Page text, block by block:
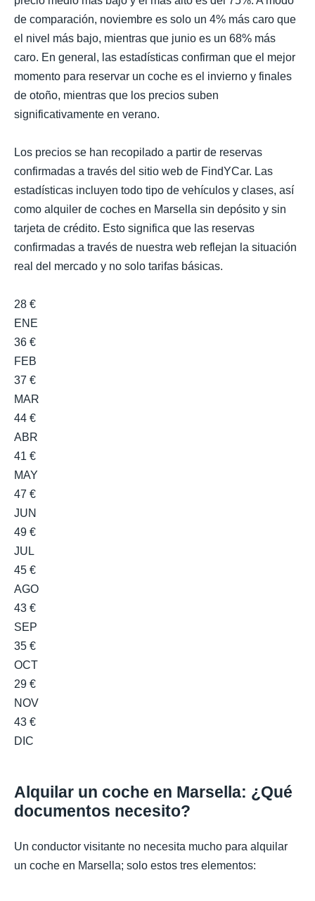
de comparación, noviembre es solo un 4% más caro que
el nivel más bajo, mientras que junio es un 68% más
caro. En general, las estadísticas confirman que el mejor
momento para reservar un coche es el invierno y finales
de otoño, mientras que los precios suben
significativamente en verano.
Los precios se han recopilado a partir de reservas
confirmadas a través del sitio web de FindYCar. Las
estadísticas incluyen todo tipo de vehículos y clases, así
como alquiler de coches en Marsella sin depósito y sin
tarjeta de crédito. Esto significa que las reservas
confirmadas a través de nuestra web reflejan la situación
real del mercado y no solo tarifas básicas.
28 €
ENE
36 €
FEB
37 €
MAR
44 €
ABR
41 €
MAY
47 €
JUN
49 €
JUL
45 €
AGO
43 €
SEP
35 €
OCT
29 €
NOV
43 €
DIC
Alquilar un coche en Marsella: ¿Qué
documentos necesito?
Un conductor visitante no necesita mucho para alquilar
un coche en Marsella; solo estos tres elementos: